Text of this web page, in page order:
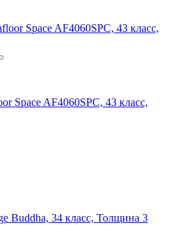
Space AF4060SPC, 43 класс,